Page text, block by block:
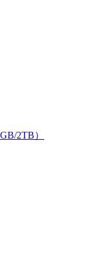
2TB）